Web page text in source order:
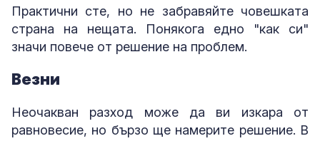
Практични сте, но не забравяйте човешката
страна на нещата. Понякога едно "как си"
значи повече от решение на проблем.
Везни
Неочакван разход може да ви изкара от
равновесие, но бързо ще намерите решение. В